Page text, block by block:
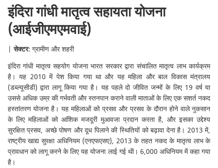
इंदिरा गांधी मातृत्व सहायता योजना
(आईजीएमएमवाई)
|सेक्टर:ग्रामीण और शहरी
इंदिरा गांधी मातृत्व सहयोग योजना भारत सरकार द्वारा संचालित मातृत्व लाभ कार्यक्रम
है। यह 2010 में पेश किया गया था और यह महिला और बाल विकास मंत्रालय
(डब्ल्यूसीडी) द्वारा लागू किया गया है। यह पहले दो जीवित जन्मों के लिए 19 वर्ष या
उससे अधिक उम्र की गर्भवती और स्तनपान कराने वाली माताओं के लिए एक सशर्त नकद
हस्तांतरण योजना है। यह महिलाओं को प्रसव और प्रसव के दौरान होने वाले नुकसान
के लिए महिलाओं को आंशिक मजदूरी मुआवजा प्रदान करता है, और इसका उद्देश्य
सुरक्षित प्रसव, अच्छे पोषण और दूध पिलाने की स्थितियों को बढ़ावा देना है। 2013 में,
राष्ट्रीय खाद्य सुरक्षा अधिनियम (एनएफएसए), 2013 के तहत नकद के मातृत्व लाभ के
प्रावधान को लागू करने के लिए यह योजना लाई गई थी। 6,000 अधिनियम में कहा गया
है।